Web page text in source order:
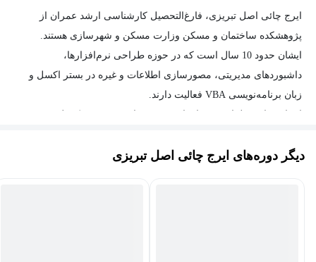
ایرج چائی اصل تبریزی، فارغ‌التحصیل کارشناسی ارشد عمران از
پژوهشکده ساختمان و مسکن وزارت مسکن و شهرسازی هستند.
ایشان حدود 10 سال است که در حوزه طراحی نرم‌افزارها،
داشبورد‌های مدیریتی، مصورسازی اطلاعات و غیره در بستر اکسل و
زبان برنامه‌نویسی VBA فعالیت دارند.
سود و زیان و غیره را داشته‌اند.
دیگر دوره‌های ایرج چائی اصل تبریزی